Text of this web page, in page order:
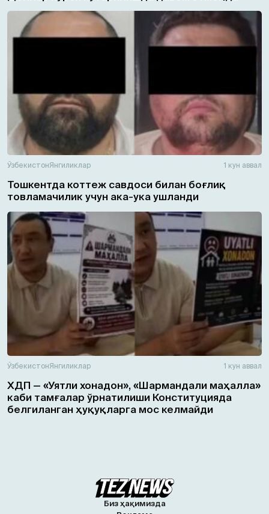
ЎзбекистонЯнгиликлар 1 кун аввал
Тошкентда коттеж савдоси билан боғлиқ
товламачилик учун ака-ука ушланди
ЎзбекистонЯнгиликлар 1 кун аввал
ХДП — «Уятли хонадон», «Шармандали маҳалла»
каби тамғалар ўрнатилиши Конституцияда
белгиланган ҳуқуқларга мос келмайди
Биз ҳақимизда